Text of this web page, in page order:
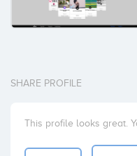
SHARE PROFILE
This profile looks great.